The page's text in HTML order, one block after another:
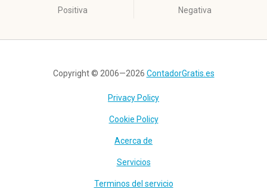
Positiva Negativa
Copyright © 2006—2026 ContadorGratis.es
Privacy Policy
Cookie Policy
Acerca de
Servicios
Terminos del servicio